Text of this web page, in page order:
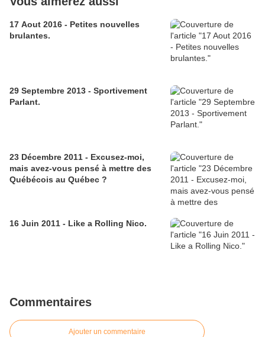
17 Aout 2016 - Petites nouvelles
brulantes.
29 Septembre 2013 - Sportivement
Parlant.
23 Décembre 2011 - Excusez-moi,
mais avez-vous pensé à mettre des
Québécois au Québec ?
16 Juin 2011 - Like a Rolling Nico.
Commentaires
Ajouter un commentaire